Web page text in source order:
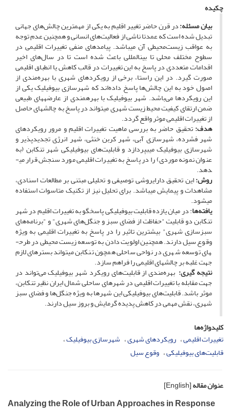
چکیده
بیان مسئله:در قرن حاضر تغییر اقلیم به یکی از مهمترین چالش‌های جهانی
تبدیل شده است که عمدتا ناشی از فعالیت‌های انسانی و همچنین عدم توجه
به عواقب زیست‌محیطی آن می­باشد. پیامدهای منفی تغییرات اقلیمی در
سطوح مختلف محلی تا بین­المللی باعث شده است تا در سال‌های اخیر
اقدامات متعددی در پاسخ به این تغییرات در قالب کاهش یا انطباق اقلیمی
صورت گیرد. در این راستا، برخی از رویکردهای شهری با بهره‌مندی از
اصول خود به این چالش‌ها پاسخ داده‌اند که شهرسازی بیوفیلیک یکی از
این رویکردها می‌باشد. شهر بیوفیلیک با بهره­مندی از عارضه­های طبیعی
ضمن ارتقای کیفیت محیط زیست شهری می­تواند در پاسخ به چالش­های حاصل
از تغییرات اقلیمی موثر واقع گردد.
هدف:تحقیق حاضر به بررسی ماهیت تغییرات اقلیم و مرور رویکردهای
شهر فشرده، شهرسازی آبی، شهر کربن خنثی، شهر انرژی تجدیدپذیر و
شهرسازی بیوفیلیک می­بپردازد و قابلیت‌های بیوفیلیکی شهر تنکابن (به
عنوان نمونه موردی) را در پاسخ به تغییرات اقلیمی مورد سنجش قرار می­
دهد.
روش:این تحقیق دارایروشی توصیفی و تحلیلی مبتنی بر مطالعات اسنادی،
مشاهدات و پیمایش می­باشد. برای تحلیل نیز از تکنیک متاسوات استفاده
می­شود.
یافته‌ها: در میان یازده قابلیت بیوفیلیکی پاسخگو به تغییرات اقلیم در شهر
تنکابن دو قابلیت "حفاظت از فضای سبز و جنگل‌های شهری" و "برنامه‌های
سبزسازی شهری" بیشترین تاثیر را در پاسخ به تغییرات اقلیمی به ویژه
وقوع سیل دارند. همچنین اولویت دادن به توسعه زیست محیطی در طرح­
های توسعه شهری در نواحی ساحلی همچون تنکابن می­تواند بسترهای لازم
جهت غلبه بر چالش­های اقلیمی را فراهم سازد.
نتیجه ­گیری: بهره‌مندی از قابلیت‌های رویکرد شهر بیوفیلیک می‌تواند در
جهت مقابله با تغییرات اقلیمی در شهرهای ساحلی شمال ایران نظیر تنکابن،
موثر باشد. قابلیت‌های بیوفیلیکی این شهرها به ویژه جنگل‌ها و فضای سبز
شهری، نقش مهمی در کاهش پدیده گرمایش و بروز سیل دارند.
کلیدواژه‌ها
تغییرات اقلیمی رویکردهای شهری شهرسازی بیوفیلیک
قابلیت‌های بیوفیلیکی وقوع سیل
عنوان مقاله[English]
Analyzing the Role of Urban Approaches in Response